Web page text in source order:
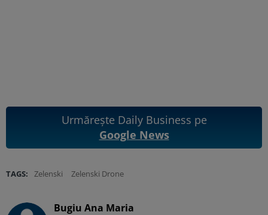
Urmărește Daily Business pe
Google News
TAGS: Zelenski Zelenski Drone
Bugiu ⁠Ana Maria